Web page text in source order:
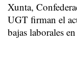
Xunta,
UGT firman el
bajas laborales